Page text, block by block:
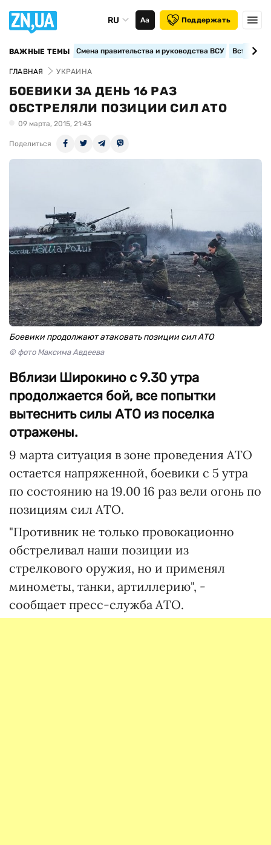
RU Аа Поддержать
ВАЖНЫЕ ТЕМЫ Смена правительства и руководства ВСУ
ГЛАВНАЯ УКРАИНА
БОЕВИКИ ЗА ДЕНЬ 16 РАЗ
ОБСТРЕЛЯЛИ ПОЗИЦИИ СИЛ АТО
09 марта, 2015, 21:43
Поделиться
Боевики продолжают атаковать позиции сил АТО
© фото Максима Авдеева
Вблизи Широкино с 9.30 утра
продолжается бой, все попытки
вытеснить силы АТО из поселка
отражены.
9 марта ситуация в зоне проведения АТО
остается напряженной, боевики с 5 утра
по состоянию на 19.00 16 раз вели огонь по
позициям сил АТО.
"Противник не только провокационно
обстреливал наши позиции из
стрелкового оружия, но и применял
минометы, танки, артиллерию", -
сообщает пресс-служба АТО.